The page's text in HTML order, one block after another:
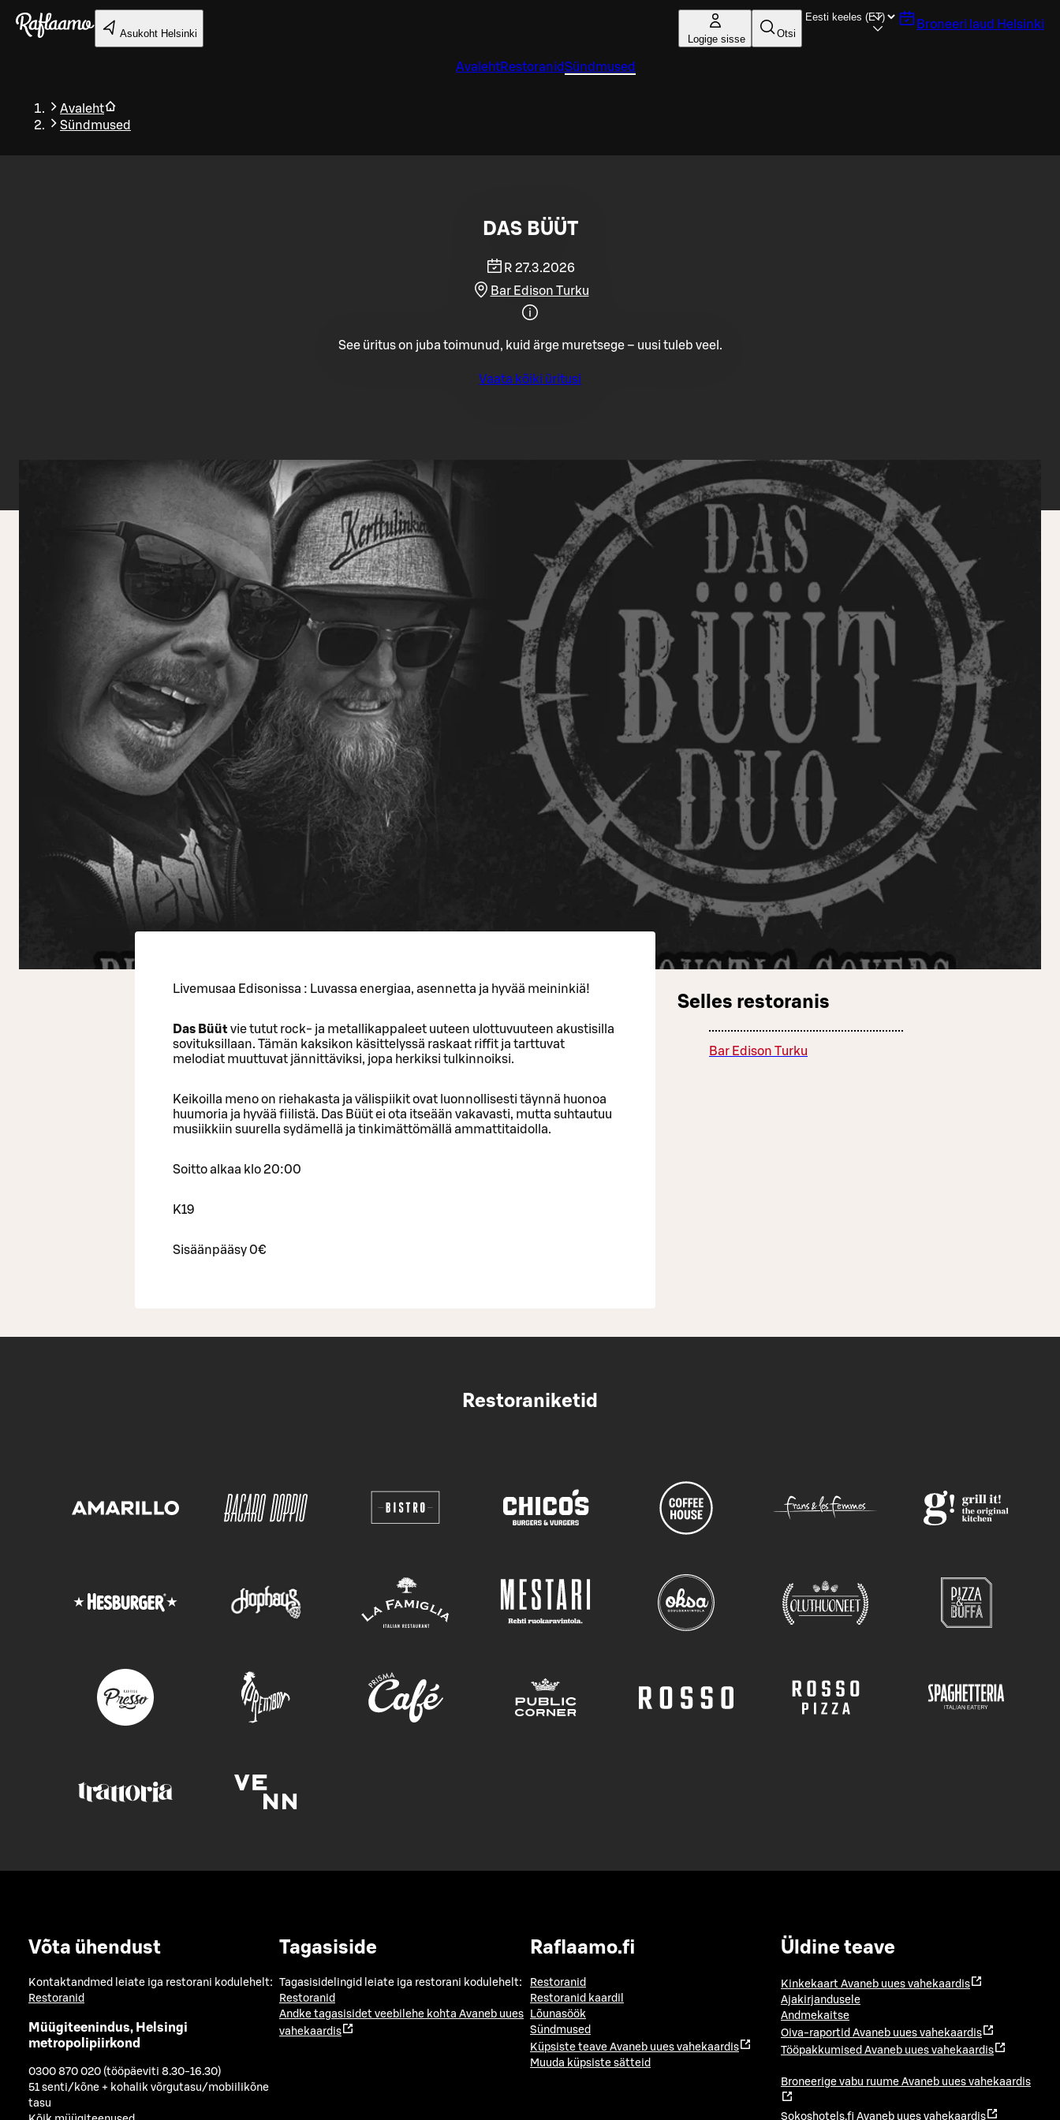
Liigu peamise sisu juurde
Asukoht Helsinki Logige sisse Otsi
Broneeri laud Helsinki
AvalehtRestoranidSündmused
Avaleht
Sündmused
Tagasi
DAS BÜÜT
R 27.3.2026
Bar Edison Turku
See üritus on juba toimunud, kuid ärge muretsege – uusi tuleb veel.
Vaata kõiki üritusi
Livemusaa Edisonissa : Luvassa energiaa, asennetta ja hyvää meininkiä!
Das Büütvie tutut rock- ja metallikappaleet uuteen ulottuvuuteen akustisilla
sovituksillaan. Tämän kaksikon käsittelyssä raskaat riffit ja tarttuvat
melodiat muuttuvat jännittäviksi, jopa herkiksi tulkinnoiksi.
Keikoilla meno on riehakasta ja välispiikit ovat luonnollisesti täynnä huonoa
huumoria ja hyvää fiilistä. Das Büüt ei ota itseään vakavasti, mutta suhtautuu
musiikkiin suurella sydämellä ja tinkimättömällä ammattitaidolla.
Soitto alkaa klo 20:00
K19
Sisäänpääsy 0€
Selles restoranis
Bar Edison Turku
Restoraniketid
Võta ühendust
Kontaktandmed leiate iga restorani kodulehelt:
Restoranid
Müügiteenindus, Helsingi
metropolipiirkond
0300 870 020 (tööpäeviti 8.30-16.30)
51 senti/kõne + kohalik võrgutasu/mobiilikõne
tasu
Tagasiside
Tagasisidelingid leiate iga restorani kodulehelt:
Restoranid
Andke tagasisidet veebilehe kohta Avaneb uues
vahekaardis
Raflaamo.fi
Restoranid
Restoranid kaardil
Lõunasöök
Sündmused
Küpsiste teave Avaneb uues vahekaardis
Muuda küpsiste sätteid
Üldine teave
Kinkekaart Avaneb uues vahekaardis
Ajakirjandusele
Andmekaitse
Oiva-raportid Avaneb uues vahekaardis
Tööpakkumised Avaneb uues vahekaardis
Broneerige vabu ruume Avaneb uues vahekaardis
Sokoshotels.fi Avaneb uues vahekaardis